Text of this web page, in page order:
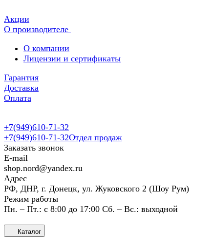
Акции
О производителе
О компании
Лицензии и сертификаты
Гарантия
Доставка
Оплата
+7(949)610-71-32
+7(949)610-71-32Отдел продаж
Заказать звонок
E-mail
shop.nord@yandex.ru
Адрес
РФ, ДНР, г. Донецк, ул. Жуковского 2 (Шоу Рум)
Режим работы
Пн. – Пт.: с 8:00 до 17:00 Сб. – Вс.: выходной
Каталог